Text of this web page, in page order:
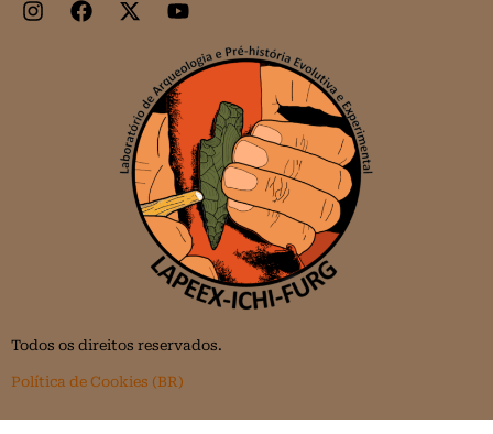
Todos os direitos reservados.
Política de Cookies (BR)